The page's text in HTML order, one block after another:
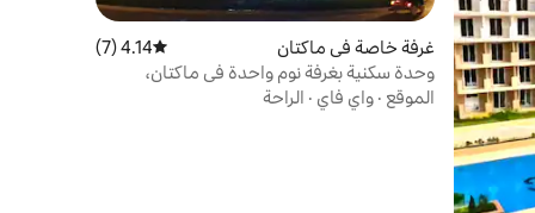
غرفة خاصة في ماكتان متوسط التقييم 4.14 من 5، 7 مراجعات
4.14 (7)
وحدة سكنية بغرفة نوم واحدة في ماكتان،
نيوتاون، سيبو
الموقع · واي فاي · الراحة